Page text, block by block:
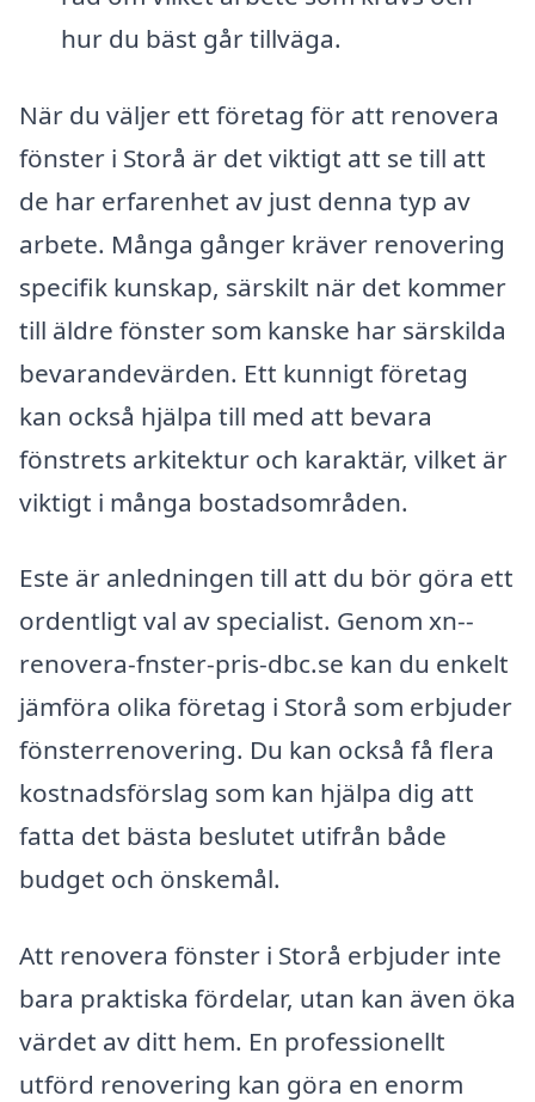
hur du bäst går tillväga.
När du väljer ett företag för att renovera
fönster i Storå är det viktigt att se till att
de har erfarenhet av just denna typ av
arbete. Många gånger kräver renovering
specifik kunskap, särskilt när det kommer
till äldre fönster som kanske har särskilda
bevarandevärden. Ett kunnigt företag
kan också hjälpa till med att bevara
fönstrets arkitektur och karaktär, vilket är
viktigt i många bostadsområden.
Este är anledningen till att du bör göra ett
ordentligt val av specialist. Genom xn--
renovera-fnster-pris-dbc.se kan du enkelt
jämföra olika företag i Storå som erbjuder
fönsterrenovering. Du kan också få flera
kostnadsförslag som kan hjälpa dig att
fatta det bästa beslutet utifrån både
budget och önskemål.
Att renovera fönster i Storå erbjuder inte
bara praktiska fördelar, utan kan även öka
värdet av ditt hem. En professionellt
utförd renovering kan göra en enorm